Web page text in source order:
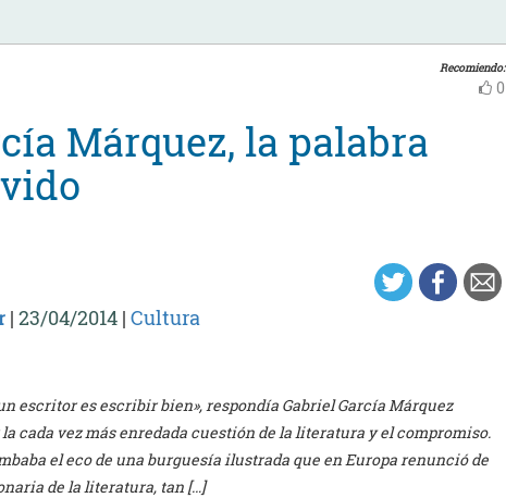
Recomiendo:
0
Márquez, la palabra
| 23/04/2014 | Cultura
escritor es escribir bien», respondía Gabriel García Márquez
cada vez más enredada cuestión de la literatura y el compromiso.
el eco de una burguesía ilustrada que en Europa renunció de
de la literatura, tan […]